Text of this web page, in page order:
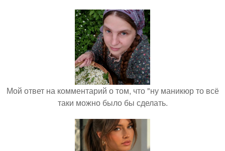
Мой ответ на комментарий о том, что "ну маникюр то всё
таки можно было бы сделать.